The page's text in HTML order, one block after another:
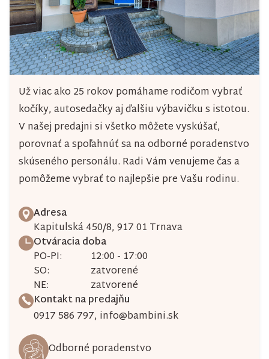
Už viac ako 25 rokov pomáhame rodičom vybrať
kočíky, autosedačky aj ďalšiu výbavičku s istotou.
V našej predajni si všetko môžete vyskúšať,
porovnať a spoľahnúť sa na odborné poradenstvo
skúseného personálu. Radi Vám venujeme čas a
pomôžeme vybrať to najlepšie pre Vašu rodinu.
Adresa
Kapitulská 450/8, 917 01 Trnava
Otváracia doba
PO-PI:
12:00 - 17:00
SO:
zatvorené
NE:
zatvorené
Kontakt na predajňu
0917 586 797, info@bambini.sk
Odborné poradenstvo